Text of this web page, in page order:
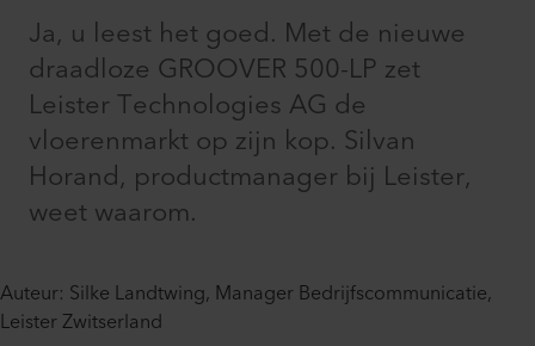
Ja, u leest het goed. Met de nieuwe
draadloze GROOVER 500-LP zet
Leister Technologies AG de
vloerenmarkt op zijn kop. Silvan
Horand, productmanager bij Leister,
weet waarom.
Auteur: Silke Landtwing, Manager Bedrijfscommunicatie,
Leister Zwitserland